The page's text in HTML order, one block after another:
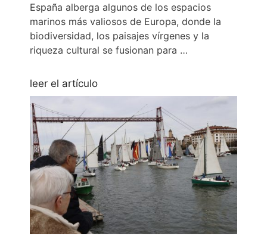
España alberga algunos de los espacios
marinos más valiosos de Europa, donde la
biodiversidad, los paisajes vírgenes y la
riqueza cultural se fusionan para …
leer el artículo